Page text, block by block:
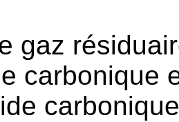
gaz
carbonique